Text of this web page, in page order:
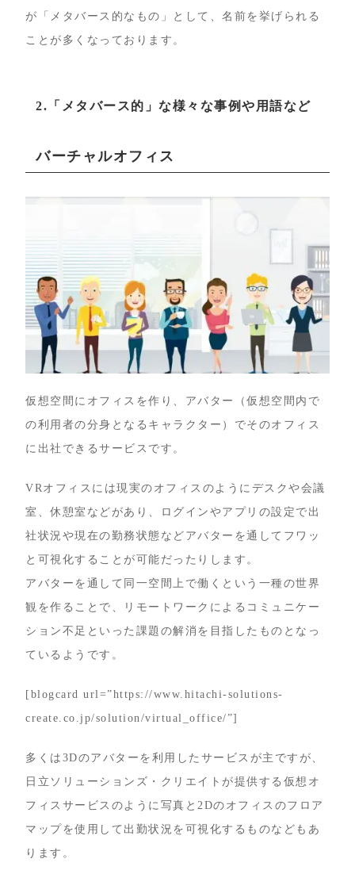
が「メタバース的なもの」として、名前を挙げられる
ことが多くなっております。
2.「メタバース的」な様々な事例や用語など
バーチャルオフィス
仮想空間にオフィスを作り、アバター（仮想空間内で
の利用者の分身となるキャラクター）でそのオフィス
に出社できるサービスです。
VRオフィスには現実のオフィスのようにデスクや会議
室、休憩室などがあり、ログインやアプリの設定で出
社状況や現在の勤務状態などアバターを通してフワッ
と可視化することが可能だったりします。
アバターを通して同一空間上で働くという一種の世界
観を作ることで、リモートワークによるコミュニケー
ション不足といった課題の解消を目指したものとなっ
ているようです。
[blogcard url=”https://www.hitachi-solutions-
create.co.jp/solution/virtual_office/”]
多くは3Dのアバターを利用したサービスが主ですが、
日立ソリューションズ・クリエイトが提供する仮想オ
フィスサービスのように写真と2Dのオフィスのフロア
マップを使用して出勤状況を可視化するものなどもあ
ります。